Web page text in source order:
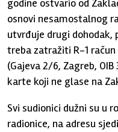
godine ostvario od
osnovi nesamostalnog
utvrđuje drugi
treba zatražiti R-1
(Gajeva 2/6, Zagreb,
karte koji ne glase na
Svi sudionici dužni su u
radionice, na adresu